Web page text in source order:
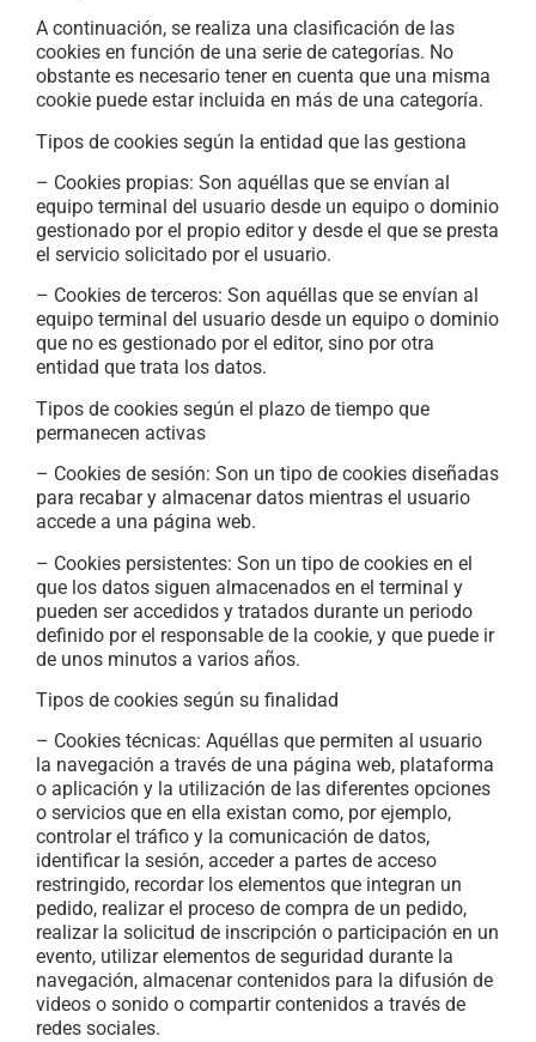
A continuación, se realiza una clasificación de las
cookies en función de una serie de categorías. No
obstante es necesario tener en cuenta que una misma
cookie puede estar incluida en más de una categoría.
Tipos de cookies según la entidad que las gestiona
– Cookies propias: Son aquéllas que se envían al
equipo terminal del usuario desde un equipo o dominio
gestionado por el propio editor y desde el que se presta
el servicio solicitado por el usuario.
– Cookies de terceros: Son aquéllas que se envían al
equipo terminal del usuario desde un equipo o dominio
que no es gestionado por el editor, sino por otra
entidad que trata los datos.
Tipos de cookies según el plazo de tiempo que
permanecen activas
– Cookies de sesión: Son un tipo de cookies diseñadas
para recabar y almacenar datos mientras el usuario
accede a una página web.
– Cookies persistentes: Son un tipo de cookies en el
que los datos siguen almacenados en el terminal y
pueden ser accedidos y tratados durante un periodo
definido por el responsable de la cookie, y que puede ir
de unos minutos a varios años.
Tipos de cookies según su finalidad
– Cookies técnicas: Aquéllas que permiten al usuario
la navegación a través de una página web, plataforma
o aplicación y la utilización de las diferentes opciones
o servicios que en ella existan como, por ejemplo,
controlar el tráfico y la comunicación de datos,
identificar la sesión, acceder a partes de acceso
restringido, recordar los elementos que integran un
pedido, realizar el proceso de compra de un pedido,
realizar la solicitud de inscripción o participación en un
evento, utilizar elementos de seguridad durante la
navegación, almacenar contenidos para la difusión de
videos o sonido o compartir contenidos a través de
redes sociales.